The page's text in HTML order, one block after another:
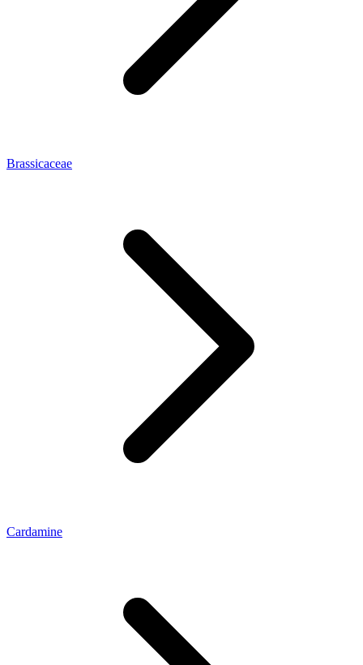
Brassicaceae
Cardamine